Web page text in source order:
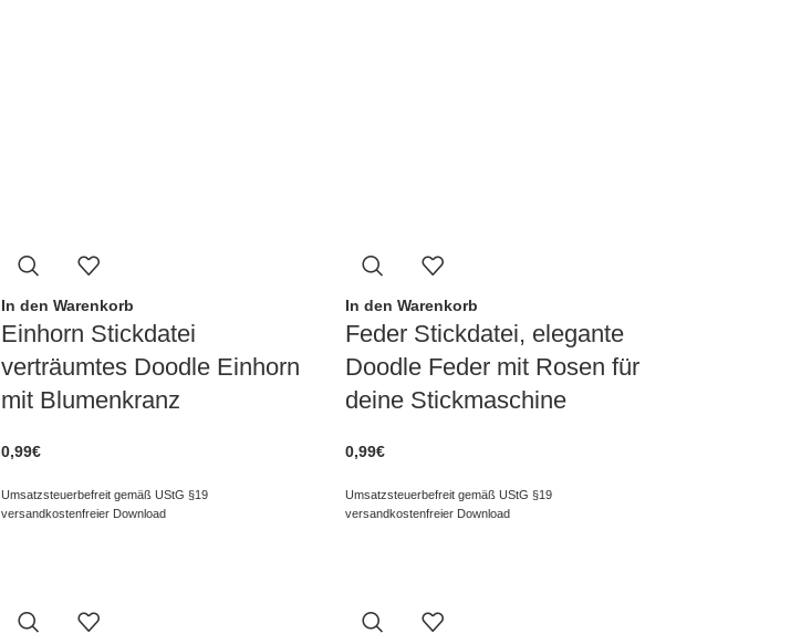
In den Warenkorb
Einhorn Stickdatei
verträumtes Doodle Einhorn
mit Blumenkranz
0,99€
Umsatzsteuerbefreit gemäß UStG §19
versandkostenfreier Download
In den Warenkorb
Feder Stickdatei, elegante
Doodle Feder mit Rosen für
deine Stickmaschine
0,99€
Umsatzsteuerbefreit gemäß UStG §19
versandkostenfreier Download